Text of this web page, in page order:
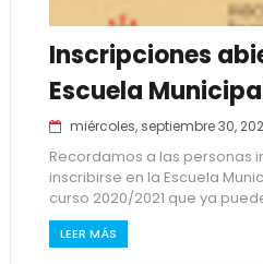
Inscripciones
Escuela
miércoles, septiembre 30,
Recordamos a las personas
inscribirse en la Escuela
curso 2020/2021 que ya
LEER MÁS